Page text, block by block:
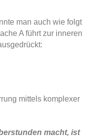
man auch wie folgt
A führt zur inneren
mittels komplexer
macht, ist